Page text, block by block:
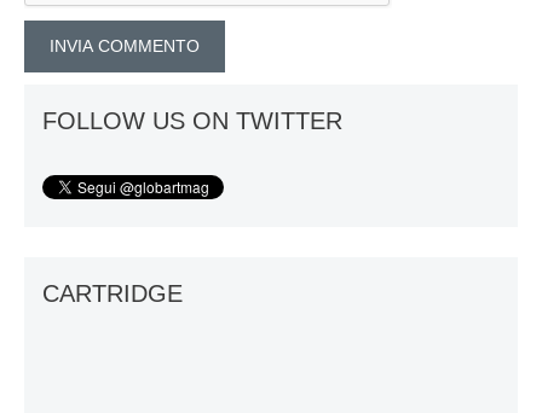
FOLLOW US ON TWITTER
CARTRIDGE